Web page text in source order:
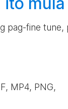
pag-fine
MP4, PNG,